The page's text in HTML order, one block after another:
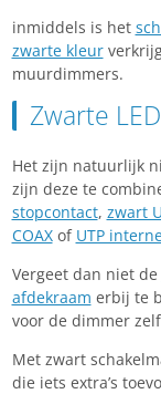
inmiddels is het
zwarte kleur
muurdimmers.
Zwarte
Het zijn natuurlijk
zijn deze te
stopcontact, zwart
COAXof UTP
Vergeet dan niet de
afdekraam erbij te
voor de dimmer
Met zwart
die iets extra’s